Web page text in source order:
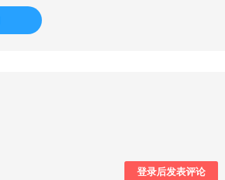
登录后发表评论